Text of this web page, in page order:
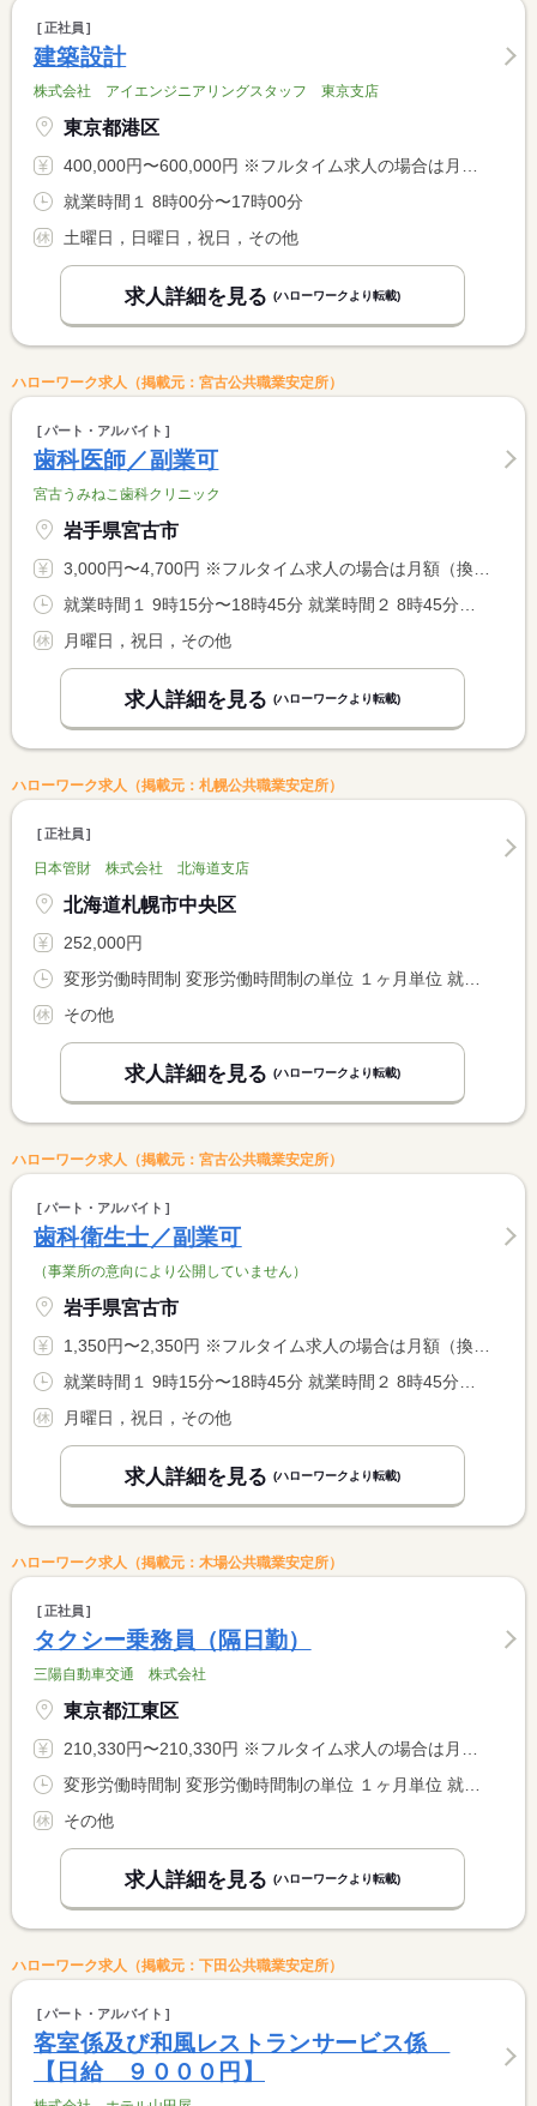
正社員
建築設計
株式会社 アイエンジニアリングスタッフ 東京支店
東京都港区
400,000円〜600,000円 ※フルタイム求人の場合は月額（換算額）、パート求人の場合は時間額を表示しています。
就業時間１ 8時00分〜17時00分
土曜日，日曜日，祝日，その他
求人詳細を見る (ハローワークより転載)
ハローワーク求人（掲載元：宮古公共職業安定所）
パート・アルバイト
歯科医師／副業可
宮古うみねこ歯科クリニック
岩手県宮古市
3,000円〜4,700円 ※フルタイム求人の場合は月額（換算額）、パート求人の場合は時間額を表示しています。
就業時間１ 9時15分〜18時45分 就業時間２ 8時45分〜13時30分 就業時間に関する特記事項 （１）火〜土 （２）日／休憩なし <BR> <BR> ※時短等の就業時間や週労働日数などお気軽にご相談下さい。 <BR> （診療時間は求人に関する特記事項欄を参照）
月曜日，祝日，その他
求人詳細を見る (ハローワークより転載)
ハローワーク求人（掲載元：札幌公共職業安定所）
正社員
日本管財 株式会社 北海道支店
北海道札幌市中央区
252,000円
変形労働時間制 変形労働時間制の単位 １ヶ月単位 就業時間１ 8時30分〜17時30分 就業時間２ 11時00分〜20時00分 就業時間３ 8時30分〜8時29分
その他
求人詳細を見る (ハローワークより転載)
ハローワーク求人（掲載元：宮古公共職業安定所）
パート・アルバイト
歯科衛生士／副業可
（事業所の意向により公開していません）
岩手県宮古市
1,350円〜2,350円 ※フルタイム求人の場合は月額（換算額）、パート求人の場合は時間額を表示しています。
就業時間１ 9時15分〜18時45分 就業時間２ 8時45分〜13時30分 就業時間に関する特記事項 （１）火〜土 （２）日／休憩なし <BR> ※午前のみ等時短での就業時間、週労働日数（週１〜）等、ご都合 <BR> に合わせます。お気軽にご相談下さい。 <BR> （診療時間は求人に関する特記事項欄を参照）
月曜日，祝日，その他
求人詳細を見る (ハローワークより転載)
ハローワーク求人（掲載元：木場公共職業安定所）
正社員
タクシー乗務員（隔日勤）
三陽自動車交通 株式会社
東京都江東区
210,330円〜210,330円 ※フルタイム求人の場合は月額（換算額）、パート求人の場合は時間額を表示しています。
変形労働時間制 変形労働時間制の単位 １ヶ月単位 就業時間１ 8時00分〜1時15分 就業時間に関する特記事項 基本的に２：００までの勤務となります。（時間外対応）
その他
求人詳細を見る (ハローワークより転載)
ハローワーク求人（掲載元：下田公共職業安定所）
パート・アルバイト
客室係及び和風レストランサービス係
【日給 ９０００円】